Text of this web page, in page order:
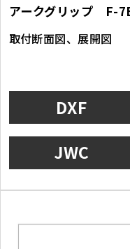
アークグリップ F-
取付断面図、展開図
DXF
JWC